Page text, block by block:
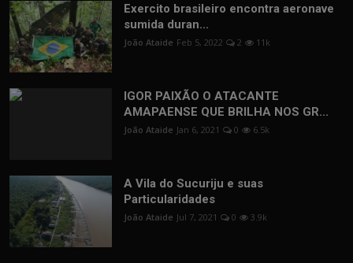
Exercito brasileiro encontra aeronave
sumida duran...
João Ataide Feb 5, 2022 2 11k
IGOR PAIXÃO O ATACANTE
AMAPAENSE QUE BRILHA NOS GR...
João Ataide Jan 6, 2021 0 6.5k
A Vila do Sucuriju e suas
Particularidades
João Ataide Jul 7, 2021 0 3.9k